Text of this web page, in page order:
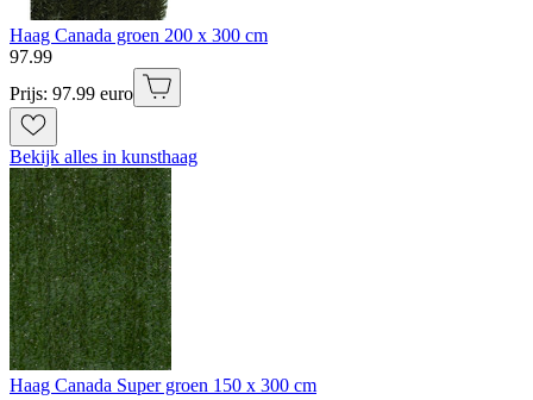
Haag Canada groen 200 x 300 cm
97.99
Prijs: 97.99 euro
Bekijk alles in kunsthaag
Haag Canada Super groen 150 x 300 cm